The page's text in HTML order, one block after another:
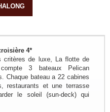
Long Xuyen - Can Tho - Cho
04personnes
- Hanoi - NGhia Lo - Mu
Chai - Sapa - Bac Ha - Thong
- Ha Giang - Nam Dam -
Vac - Bao lac - Ba...
Les amis du bord de
de Bouchemaine...
en bref:(Circuit sur mesure) :
4*
critères de luxe, La flotte de
3 bateaux Pelican
Chaque bateau a 22 cabines
restaurants et une terrasse
le soleil (sun-deck) qui